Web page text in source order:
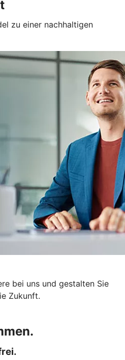
zu einer nachhaltigen
bei uns und gestalten Sie
Zukunft.